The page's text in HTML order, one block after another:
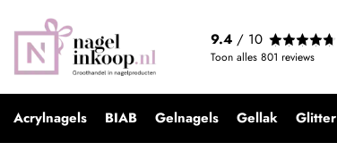
9.4 / 10
Toon alles 801 reviews
Acrylnagels BIAB Gelnagels Gellak Glitter
Swarovski Crystal Rose Gold SS07
€ 9,95